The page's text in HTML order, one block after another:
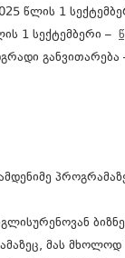
წლის 1
1 სექტემბერი –
მას მხოლოდ